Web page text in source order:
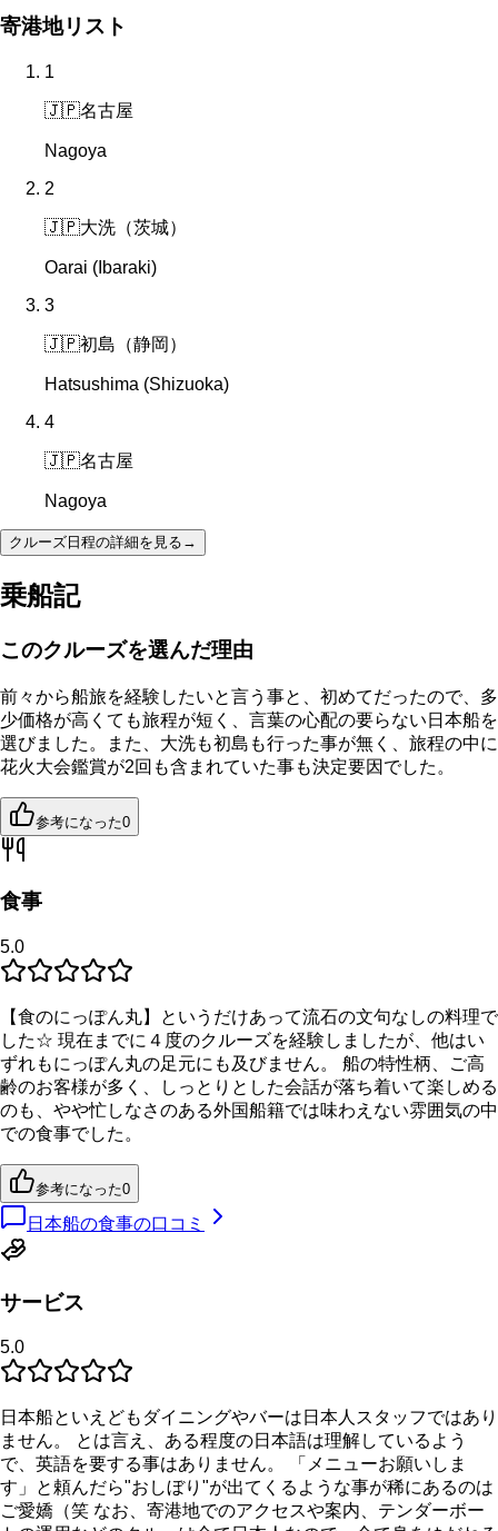
寄港地リスト
1
🇯🇵名古屋
Nagoya
2
🇯🇵大洗（茨城）
Oarai (Ibaraki)
3
🇯🇵初島（静岡）
Hatsushima (Shizuoka)
4
🇯🇵名古屋
Nagoya
クルーズ日程の詳細を見る →
乗船記
このクルーズを選んだ理由
前々から船旅を経験したいと言う事と、初めてだったので、多
少価格が高くても旅程が短く、言葉の心配の要らない日本船を
選びました。また、大洗も初島も行った事が無く、旅程の中に
花火大会鑑賞が2回も含まれていた事も決定要因でした。
参考になった0
食事
5.0
【食のにっぽん丸】というだけあって流石の文句なしの料理で
した☆ 現在までに４度のクルーズを経験しましたが、他はい
ずれもにっぽん丸の足元にも及びません。 船の特性柄、ご高
齢のお客様が多く、しっとりとした会話が落ち着いて楽しめる
のも、やや忙しなさのある外国船籍では味わえない雰囲気の中
での食事でした。
参考になった0
日本船の食事の口コミ
サービス
5.0
日本船といえどもダイニングやバーは日本人スタッフではあり
ません。 とは言え、ある程度の日本語は理解しているよう
で、英語を要する事はありません。 「メニューお願いしま
す」と頼んだら"おしぼり"が出てくるような事が稀にあるのは
ご愛嬌（笑 なお、寄港地でのアクセスや案内、テンダーボー